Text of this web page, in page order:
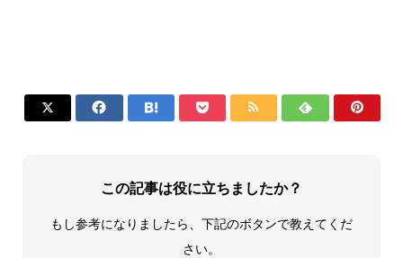
      
この記事は役に立ちましたか？
もし参考になりましたら、下記のボタンで教えてくだ
さい。